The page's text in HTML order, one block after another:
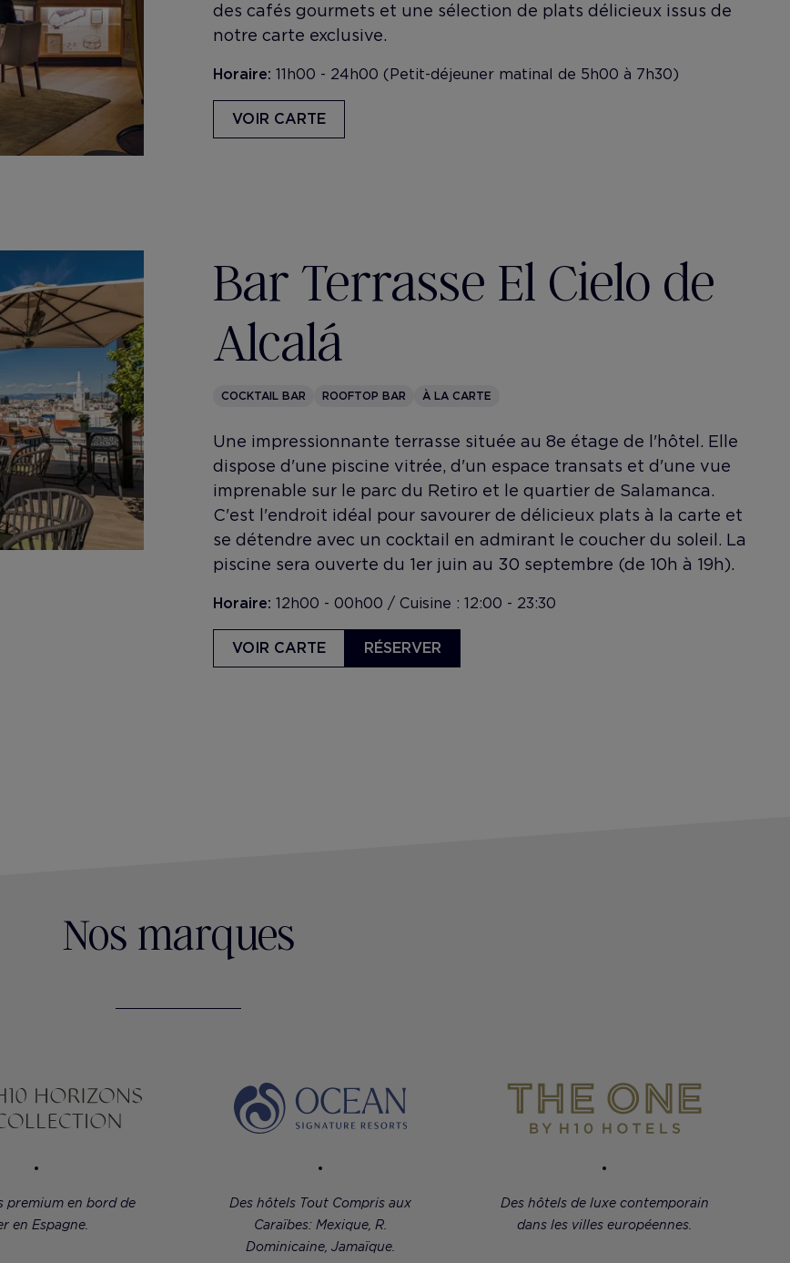
des cafés gourmets et une sélection de plats délicieux issus de
notre carte exclusive.
Horaire: 11h00 - 24h00 (Petit-déjeuner matinal de 5h00 à 7h30)
VOIR CARTE
Bar Terrasse El Cielo de
Alcalá
COCKTAIL BAR ROOFTOP BAR À LA CARTE
Une impressionnante terrasse située au 8e étage de l'hôtel. Elle
dispose d'une piscine vitrée, d'un espace transats et d'une vue
imprenable sur le parc du Retiro et le quartier de Salamanca.
C'est l'endroit idéal pour savourer de délicieux plats à la carte et
se détendre avec un cocktail en admirant le coucher du soleil. La
piscine sera ouverte du 1er juin au 30 septembre (de 10h à 19h).
Horaire: 12h00 - 00h00 / Cuisine : 12:00 - 23:30
VOIR CARTE RÉSERVER
Nos marques
premium en bord de
en Espagne.
Des hôtels Tout Compris aux
Caraïbes: Mexique, R.
Dominicaine, Jamaïque.
Des hôtels de luxe contemporain
dans les villes européennes.